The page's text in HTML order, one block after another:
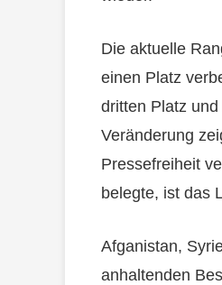
Die aktuelle
einen Platz
dritten Platz
Veränderung
Pressefreiheit
belegte, ist das
Afganistan,
anhaltenden